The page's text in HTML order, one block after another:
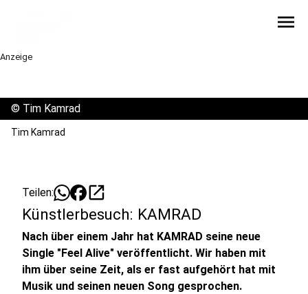
menu
Anzeige
© Tim Kamrad
Tim Kamrad
Teilen: open_in_new
Künstlerbesuch: KAMRAD
Nach über einem Jahr hat KAMRAD seine neue
Single "Feel Alive" veröffentlicht. Wir haben mit
ihm über seine Zeit, als er fast aufgehört hat mit
Musik und seinen neuen Song gesprochen.